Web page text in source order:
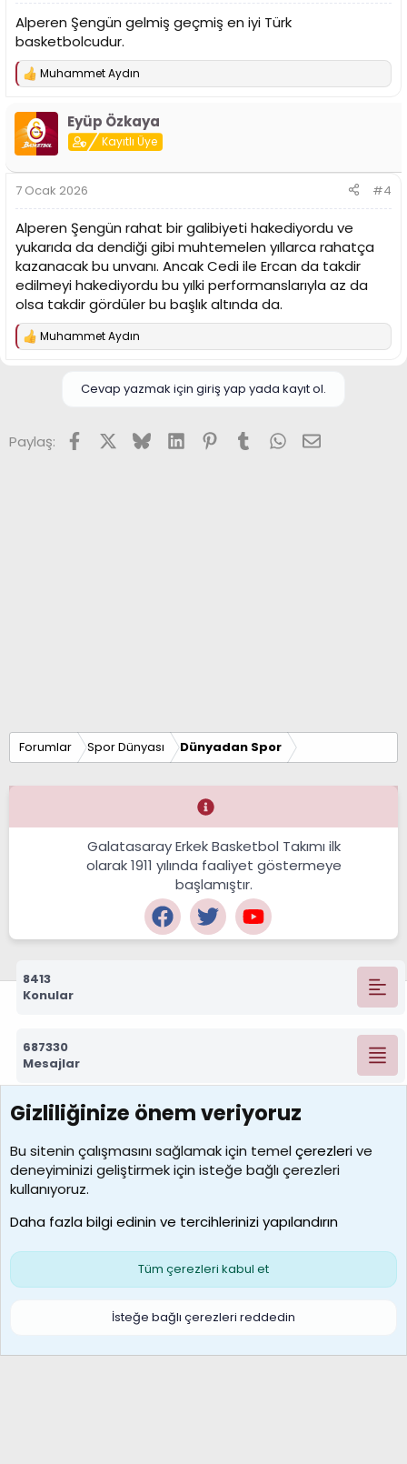
Alperen Şengün gelmiş geçmiş en iyi Türk
basketbolcudur.
T
p
k
i
l
Muhammet Aydın
Eyüp Özkaya
Kayıtlı Üye
7 Ocak 2026 #4
Alperen Şengün rahat bir galibiyeti hakediyordu ve
yukarıda da dendiği gibi muhtemelen yıllarca rahatça
kazanacak bu unvanı. Ancak Cedi ile Ercan da takdir
edilmeyi hakediyordu bu yılki performanslarıyla az da
olsa takdir gördüler bu başlık altında da.
T
r
Muhammet Aydın
Cevap yazmak için giriş yap yada kayıt ol.
Paylaş: FacebookX (Twitter)
BlueskyLinkedInPinterest
TumblrWhatsApp
E-posta
Forumlar Spor Dünyası Dünyadan Spor
Galatasaray Erkek Basketbol Takımı ilk
olarak 1911 yılında faaliyet göstermeye
başlamıştır.
8413
Konular
687330
Mesajlar
7390
Kullanıcılar
MosesBrownHayranı
Son üye
Çerezler
S
Gizliliğinize önem veriyoruz
Bu sitenin çalışmasını sağlamak için temelçerezlerive
deneyiminizi geliştirmek için isteğe bağlı çerezleri
kullanıyoruz.
Daha fazla bilgi edinin ve tercihlerinizi yapılandırın
Tüm çerezleri kabul et
İsteğe bağlı çerezleri reddedin